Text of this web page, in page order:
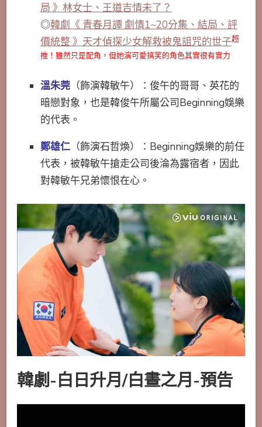
局 》林女士、王道吉情未了？
◎韓劇《 青春月譚 劇情1~20分集、結局、評
價統整 》天才偵探少女解救被鬼詛咒的世子超
推！雖然只是配角，但她演可愛搞笑的角色其實很有實力
溫朱莞 （飾演韓敏午）：俊午的哥哥、英花的
暗戀對象，也是韓俊午所屬公司Beginning娛樂
的代表。
鄭雄仁 （飾演石哲煥）：Beginning娛樂的前任
代表，被韓敏午搶走公司後淪為露宿者，因此
對韓敏午兄弟懷恨在心。
韓劇-白日升月/白晝之月-預告